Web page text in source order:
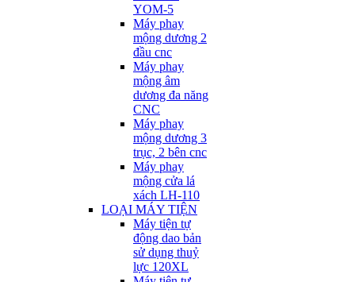
YOM-5
Máy phay
mộng dương 2
đầu cnc
Máy phay
mộng âm
dương đa năng
CNC
Máy phay
mộng dương 3
trục, 2 bên cnc
Máy phay
mộng cửa lá
xách LH-110
LOẠI MÁY TIỆN
Máy tiện tự
động dao bản
sử dụng thuỷ
lực 120XL